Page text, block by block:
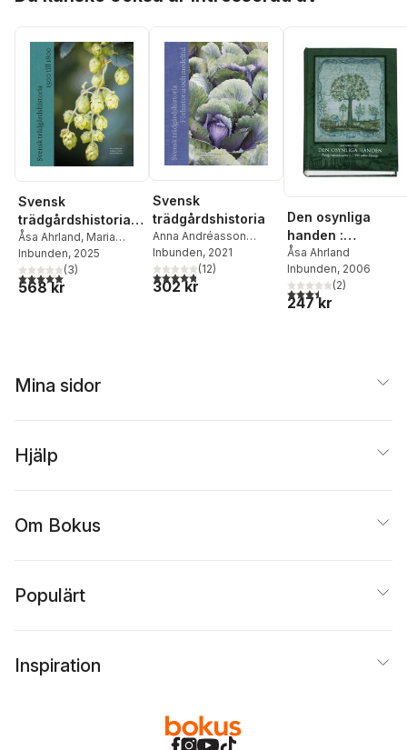
Svensk
trädgårdshistoria:
1500 till 1800
Åsa Ahrland, Maria
Flinck,Jens Heimdahl
Inbunden, 2025
5,0utav 5 stjärnor. Totalt antal röster:
(3)
568 kr
Svensk
trädgårdshistoria
Anna Andréasson
Sjögren,Jens
Heimdahl,Matti Wiking
Leino
Inbunden, 2021
4,8utav 5 stjärnor. Totalt antal röster:
(12)
302 kr
Den osynliga
handen :
i 1700-talets
Sverige
Åsa Ahrland
Inbunden, 2006
3,5utav 5 stjärnor.
(2)
247 kr
Mina sidor
Hjälp
Om Bokus
Populärt
Inspiration